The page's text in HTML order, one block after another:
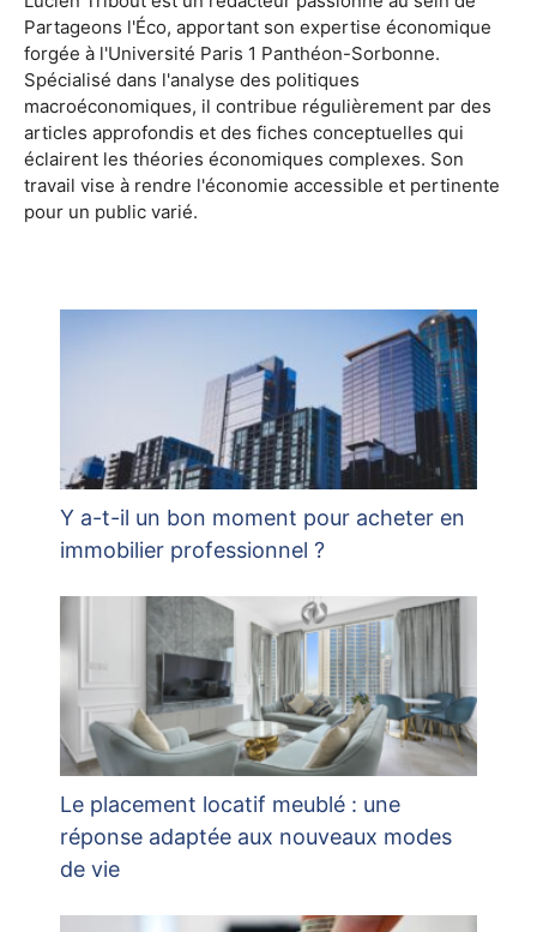
Partageons l'Éco, apportant son expertise économique
forgée à l'Université Paris 1 Panthéon-Sorbonne.
Spécialisé dans l'analyse des politiques
macroéconomiques, il contribue régulièrement par des
articles approfondis et des fiches conceptuelles qui
éclairent les théories économiques complexes. Son
travail vise à rendre l'économie accessible et pertinente
pour un public varié.
Y a-t-il un bon moment pour acheter en
immobilier professionnel ?
Le placement locatif meublé : une
réponse adaptée aux nouveaux modes
de vie